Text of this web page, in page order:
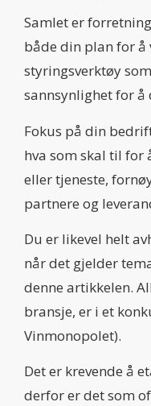
Samlet er
både din plan for å
styringsverktøy
sannsynlighet for å
Fokus på din
hva som skal til
eller tjeneste,
partnere og
Du er likevel helt
når det gjelder
denne artikkelen.
bransje, er i et
Vinmonopolet).
Det er krevende å
derfor er det som